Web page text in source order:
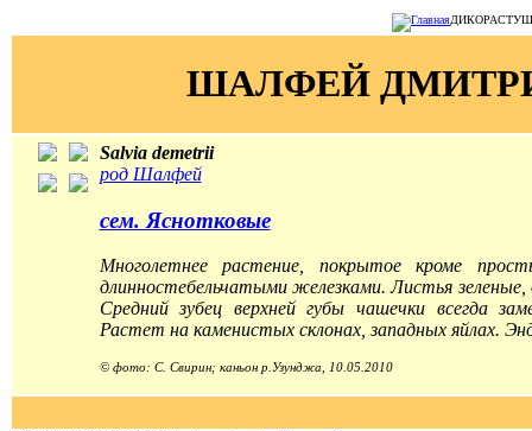
ШАЛФЕЙ
Salvia demetrii
род Шалфей
сем. Яснотковые
Многолетнее растение, покрытое кроме
длинностебельчатыми железками. Листья
Средний зубец верхней губы чашечки всегда
Растет на каменистых склонах, западных яйлах.
© фото: С. Свирин; каньон р.Узунджа, 10.05.2010